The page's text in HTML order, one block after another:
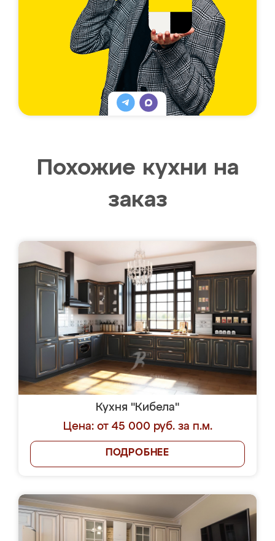
Похожие кухни на
заказ
Кухня "Кибела"
Цена: от 45 000 руб. за п.м.
ПОДРОБНЕЕ